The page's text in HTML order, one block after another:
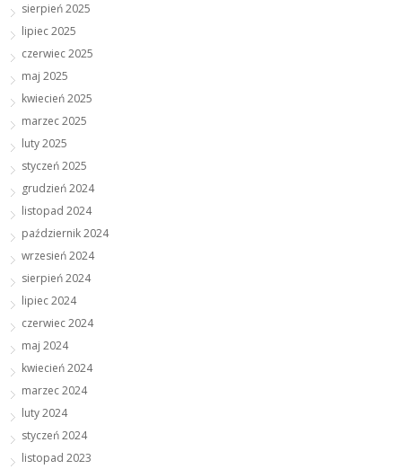
sierpień 2025
lipiec 2025
czerwiec 2025
maj 2025
kwiecień 2025
marzec 2025
luty 2025
styczeń 2025
grudzień 2024
listopad 2024
październik 2024
wrzesień 2024
sierpień 2024
lipiec 2024
czerwiec 2024
maj 2024
kwiecień 2024
marzec 2024
luty 2024
styczeń 2024
listopad 2023